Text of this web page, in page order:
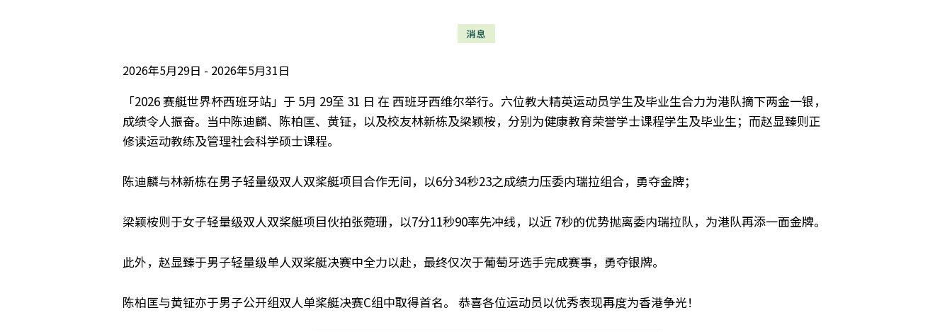
消息
2026年5月29日 2026年5月31日
「2026 赛艇世界杯西班牙站」于 5月 29至 31 日 在 西班牙西维尔举行。六位教大精英运动员学生及毕业生合力为港队摘下两金一银，
成绩令人振奋。当中陈迪麟、陈柏匡、黄钲，以及校友林新栋及梁颖桉，分别为健康教育荣誉学士课程学生及毕业生；而赵显臻则正
修读运动教练及管理社会科学硕士课程。
陈迪麟与林新栋在男子轻量级双人双桨艇项目合作无间，以6分34秒23之成绩力压委内瑞拉组合，勇夺金牌；
梁颖桉则于女子轻量级双人双桨艇项目伙拍张菀珊，以7分11秒90率先冲线，以近 7秒的优势抛离委内瑞拉队，为港队再添一面金牌。
此外，赵显臻于男子轻量级单人双桨艇决赛中全力以赴，最终仅次于葡萄牙选手完成赛事，勇夺银牌。
陈柏匡与黄钲亦于男子公开组双人单桨艇决赛C组中取得首名。 恭喜各位运动员以优秀表现再度为香港争光！